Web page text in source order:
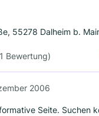
55278 Dalheim b.
Bewertung)
2006
Seite. Suchen